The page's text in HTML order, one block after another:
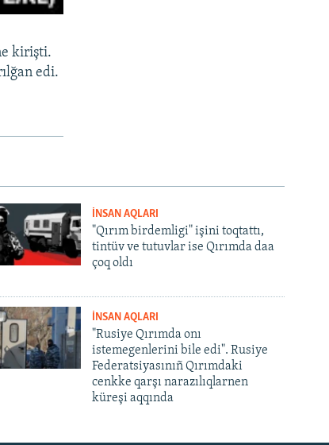
kirişti.
edi.
İNSAN AQLARI
"Qırım birdemligi" işini toqtattı,
tintüv ve tutuvlar ise Qırımda daa
çoq oldı
İNSAN AQLARI
"Rusiye Qırımda onı
istemegenlerini bile edi". Rusiye
Federatsiyasınıñ Qırımdaki
cenkke qarşı narazılıqlarnen
küreşi aqqında